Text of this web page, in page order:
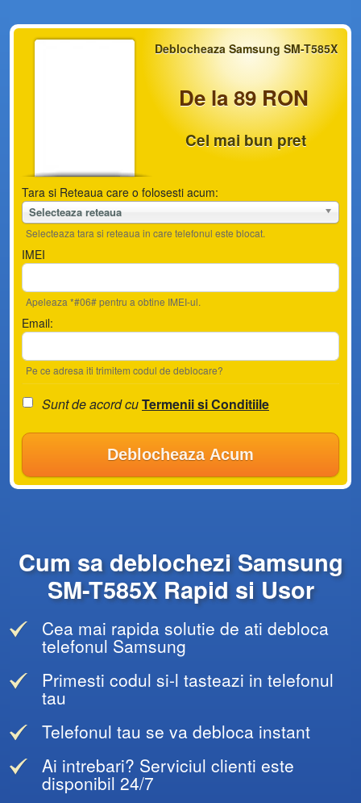
Deblocheaza Samsung SM-T585X
De la 89 RON
Cel mai bun pret
Tara si Reteaua care o folosesti acum:
Selecteaza reteaua
Selecteaza tara si reteaua in care telefonul este blocat.
IMEI
Apeleaza *#06# pentru a obtine IMEI-ul.
Email:
Pe ce adresa iti trimitem codul de deblocare?
Sunt de acord cuTermenii si Conditiile
Deblocheaza Acum
Cum sa deblochezi Samsung
SM-T585X Rapid si Usor
Cea mai rapida solutie de ati debloca
telefonul Samsung
Primesti codul si-l tasteazi in telefonul
tau
Telefonul tau se va debloca instant
Ai intrebari? Serviciul clienti este
disponibil 24/7